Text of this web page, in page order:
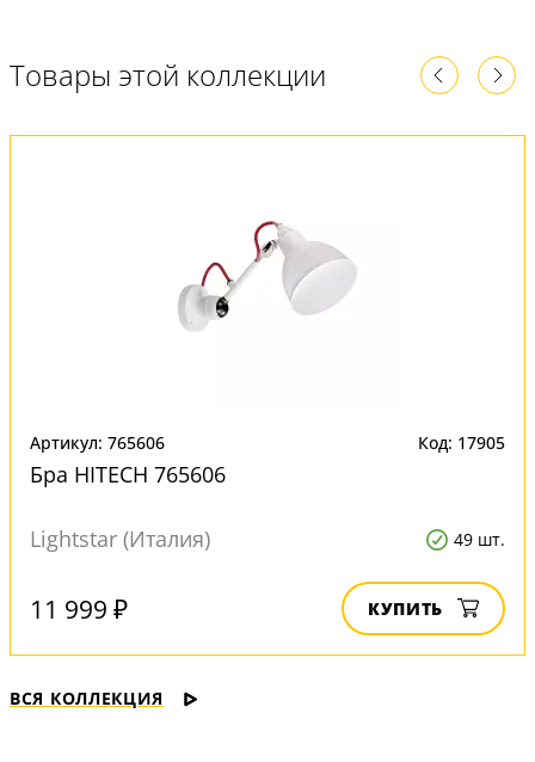
Товары этой коллекции
Артикул: 765606 Код: 17905
Бра HITECH 765606
Lightstar (Италия) 49 шт.
11 999 ₽ КУПИТЬ
ВСЯ КОЛЛЕКЦИЯ